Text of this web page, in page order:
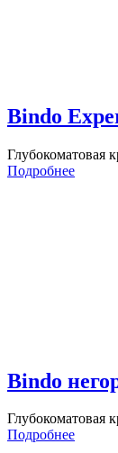
Bindo
Глубокоматовая
Подробнее
Bindo
Глубокоматовая
Подробнее